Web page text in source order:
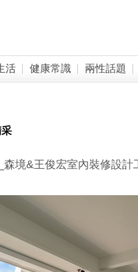
活 健康常識 兩性話題
境&王俊宏室內裝修設計